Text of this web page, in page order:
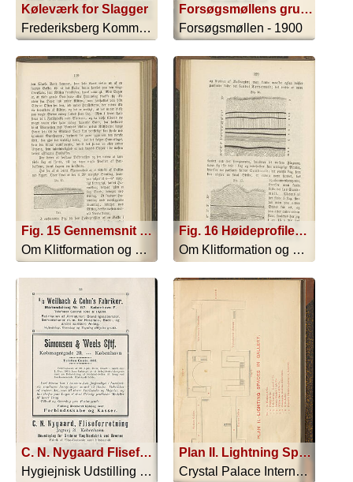
Køleværk for Slagger
Frederiksberg Kommunes Forbrændingsan... - 1600
Forsøgsmøllens grundplan
Forsøgsmøllen - 1900
Fig. 15 Gennemsnit af Bakken ved Agger
Om Klitformation og Klittens Behandli... - 1861
Fig. 16 Høideprofilen af en Bakke i Skjellet mellem Agger og Tolbøl
Om Klitformation og Klittens Behandli... - 1861
C. N. Nygaard Fliseforretning
Hygiejnisk Udstilling - 1887
Plan II. Lightning Spaces in Gallery
Crystal Palace International Electric... - 1882